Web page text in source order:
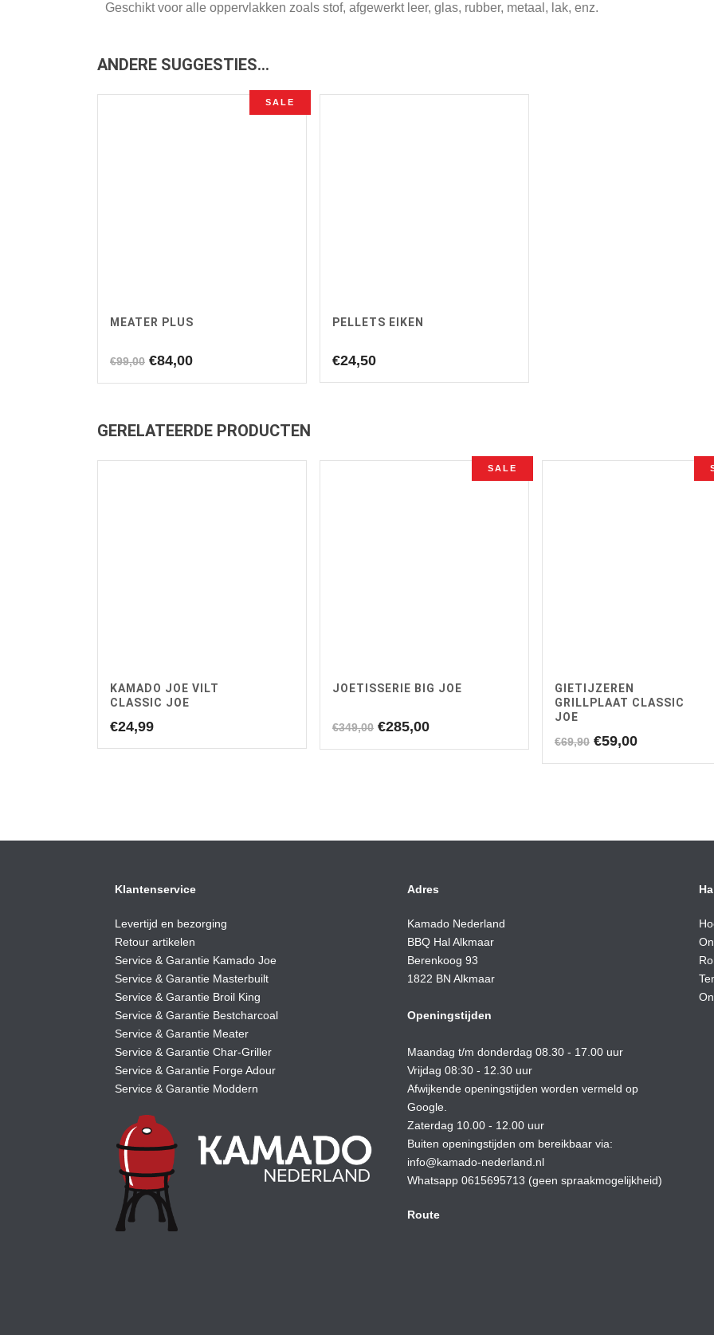
Geschikt voor alle oppervlakken zoals stof, afgewerkt leer, glas, rubber, metaal, lak, enz.
ANDERE SUGGESTIES…
SALE
MEATER PLUS
€99,00 Oorspronkelijke
€84,00Huidige
PELLETS EIKEN
€24,50
GERELATEERDE PRODUCTEN
KAMADO JOE VILT
CLASSIC JOE
€24,99
SALE
JOETISSERIE BIG JOE
€349,00 Oorspronkelijke
€285,00Huidige
GIETIJZEREN
GRILLPLAAT CLASSIC
JOE
€69,90 Oorspronkelijke
€59,00Huidige
Klantenservice
Levertijd en bezorging
Retour artikelen
Service & Garantie Kamado Joe
Service & Garantie Masterbuilt
Service & Garantie Broil King
Service & Garantie Bestcharcoal
Service & Garantie Meater
Service & Garantie Char-Griller
Service & Garantie Forge Adour
Service & Garantie Moddern
Adres
Kamado Nederland
BBQ Hal Alkmaar
Berenkoog 93
1822 BN Alkmaar
Openingstijden
Maandag t/m donderdag 08.30 - 17.00 uur
Vrijdag 08:30 - 12.30 uur
Afwijkende openingstijden worden vermeld op
Google.
Zaterdag 10.00 - 12.00 uur
Buiten openingstijden om bereikbaar via:
info@kamado-nederland.nl
Whatsapp 0615695713 (geen spraakmogelijkheid)
Route